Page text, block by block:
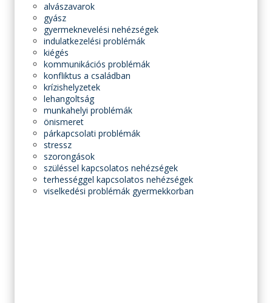
alvászavarok
gyász
gyermeknevelési nehézségek
indulatkezelési problémák
kiégés
kommunikációs problémák
konfliktus a családban
krízishelyzetek
lehangoltság
munkahelyi problémák
önismeret
párkapcsolati problémák
stressz
szorongások
szüléssel kapcsolatos nehézségek
terhességgel kapcsolatos nehézségek
viselkedési problémák gyermekkorban